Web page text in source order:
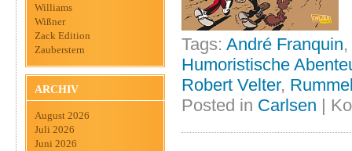
Williams
Wißner
Zack Edition
Zauberstern
ARCHIV
August 2026
Juli 2026
Juni 2026
Tags: André Franquin,
Humoristische
Robert Velter,
Posted in Carlsen |